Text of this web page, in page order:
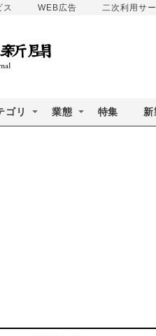
ス WEB広告 二次利用サ
ゴリ 業態 特集 新